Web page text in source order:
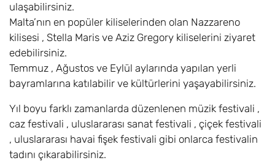
ulaşabilirsiniz.
Malta’nın en popüler kiliselerinden olan Nazzareno
kilisesi , Stella Maris ve Aziz Gregory kiliselerini ziyaret
edebilirsiniz.
Temmuz , Ağustos ve Eylül aylarında yapılan yerli
bayramlarına katılabilir ve kültürlerini yaşayabilirsiniz.
Yıl boyu farklı zamanlarda düzenlenen müzik festivali ,
caz festivali , uluslararası sanat festivali , çiçek festivali
, uluslararası havai fişek festivali gibi onlarca festivalin
tadını çıkarabilirsiniz.